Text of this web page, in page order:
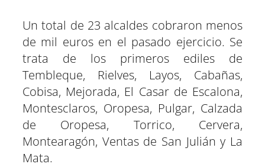
Un total de 23 alcaldes cobraron menos
de mil euros en el pasado ejercicio. Se
trata de los primeros ediles de
Tembleque, Rielves, Layos, Cabañas,
Cobisa, Mejorada, El Casar de Escalona,
Montesclaros, Oropesa, Pulgar, Calzada
de Oropesa, Torrico, Cervera,
Montearagón, Ventas de San Julián y La
Mata.